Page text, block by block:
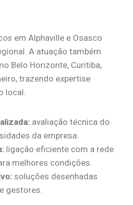
em Alphaville e Osasco
A atuação também
Belo Horizonte, Curitiba,
trazendo expertise
local.
avaliação técnica do
da empresa.
ligação eficiente com a rede
melhores condições.
soluções desenhadas
gestores.